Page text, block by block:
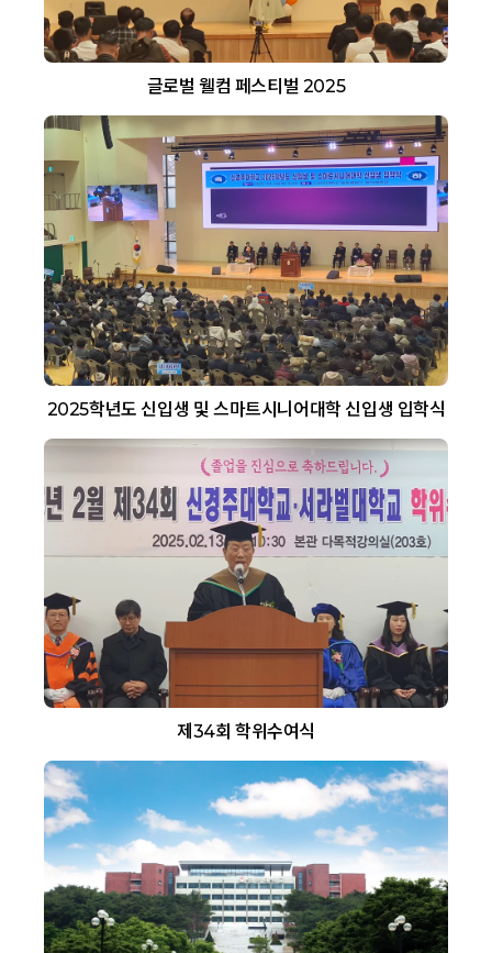
글로벌 웰컴 페스티벌 2025
2025학년도 신입생 및 스마트시니어대학 신입생 입학식
제34회 학위수여식